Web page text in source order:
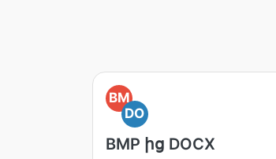
BM
DO
BMP ից DOCX